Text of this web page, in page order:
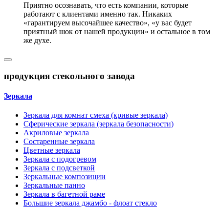
Приятно осознавать, что есть компании, которые
работают с клиентами именно так. Никаких
«гарантируем высочайшее качество», «у вас будет
приятный шок от нашей продукции» и остальное в том
же духе.
продукция стекольного завода
Зеркала
Зеркала для комнат смеха (кривые зеркала)
Сферические зеркала (зеркала безопасности)
Акриловые зеркала
Состаренные зеркала
Цветные зеркала
Зеркала с подогревом
Зеркала с подсветкой
Зеркальные композиции
Зеркальные панно
Зеркала в багетной раме
Большие зеркала джамбо - флоат стекло